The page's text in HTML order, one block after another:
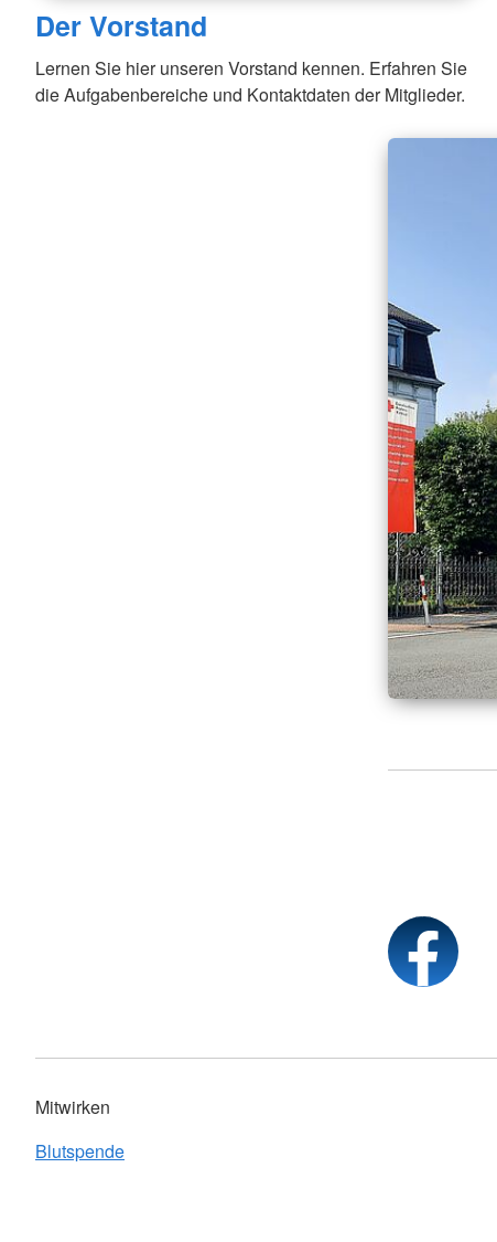
Der Vorstand
Lernen Sie hier unseren Vorstand kennen. Erfahren Sie
die Aufgabenbereiche und Kontaktdaten der Mitglieder.
Mitwirken
Blutspende